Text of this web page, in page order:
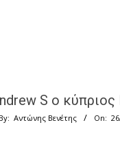
S ο
Αντώνης Βενέτης On: